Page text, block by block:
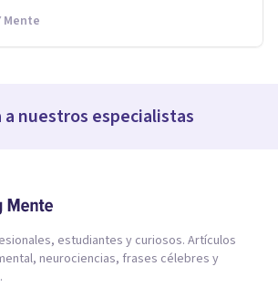
Mente
a nuestros especialistas
estudiantes y curiosos. Artículos
neurociencias, frases célebres y